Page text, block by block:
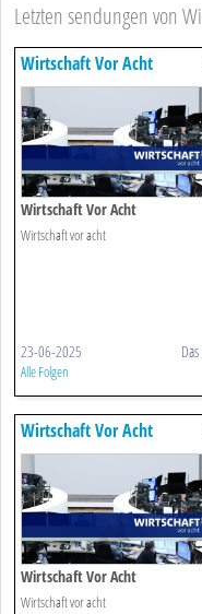
Letzten sendungen von
Wirtschaft Vor Acht
Wirtschaft Vor Acht
Wirtschaft vor acht
23-06-2025
Alle Folgen
Wirtschaft Vor Acht
Wirtschaft Vor Acht
Wirtschaft vor acht